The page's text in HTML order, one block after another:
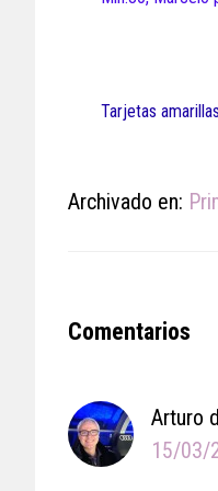
Tarjetas
Archivado en:
Reader
Comentarios
Arturo
15/03/